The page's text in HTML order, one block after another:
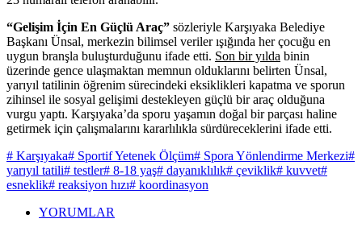
“Gelişim İçin En Güçlü Araç” sözleriyle Karşıyaka Belediye
Başkanı Ünsal, merkezin bilimsel veriler ışığında her çocuğu en
uygun branşla buluşturduğunu ifade etti. Son bir yılda binin
üzerinde gence ulaşmaktan memnun olduklarını belirten Ünsal,
yarıyıl tatilinin öğrenim sürecindeki eksiklikleri kapatma ve sporun
zihinsel ile sosyal gelişimi destekleyen güçlü bir araç olduğuna
vurgu yaptı. Karşıyaka’da sporu yaşamın doğal bir parçası haline
getirmek için çalışmalarını kararlılıkla sürdüreceklerini ifade etti.
# Karşıyaka# Sportif Yetenek Ölçüm# Spora Yönlendirme Merkezi#
yarıyıl tatili# testler# 8-18 yaş# dayanıklılık# çeviklik# kuvvet#
esneklik# reaksiyon hızı# koordinasyon
YORUMLAR